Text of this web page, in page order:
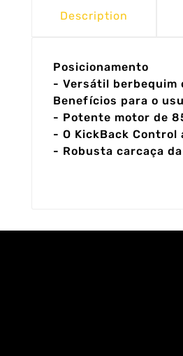
Description
Posicionamento
- Versátil berbequim
Benefícios para o
- Potente motor de
- O KickBack
- Robusta carcaça